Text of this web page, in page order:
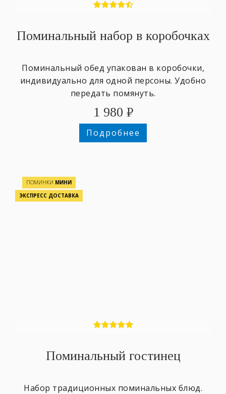
Поминальный набор в коробочках
Поминальный обед упакован в коробочки,
индивидуально для одной персоны. Удобно
передать помянуть.
1 980 ₽
Подробнее
ПОМИНКИ МИНИ
ЭКСПРЕСС ДОСТАВКА
Поминальный гостинец
Набор традиционных поминальных блюд.